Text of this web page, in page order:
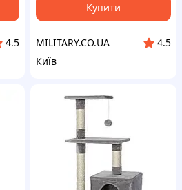
4.5
Купити
MILITARY.CO.UA
4.5
Київ